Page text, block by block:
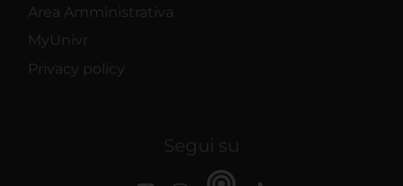
Area Amministrativa
MyUnivr
Privacy policy
Segui su